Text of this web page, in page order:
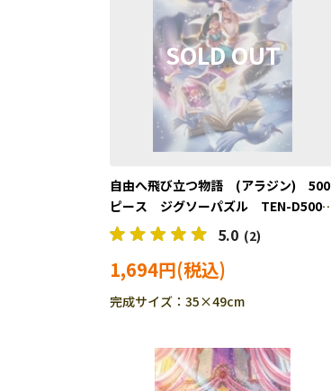
自由へ飛び立つ物語 (アラジン) 500
ピース ジグソーパズル TEN-D500-
671
5.0 (2)
1,694円
完成サイズ：35×49cm